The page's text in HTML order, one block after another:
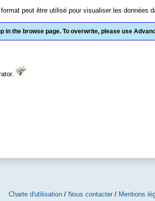
peut être utilisé pour visualiser les données
in the browse page. To overwrite, please use
Charte d'utilisation/ Nous contacter/ Mentions